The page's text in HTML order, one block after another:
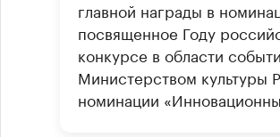
главной награды в
посвященное Году
конкурсе в области
Министерством культуры
номинации